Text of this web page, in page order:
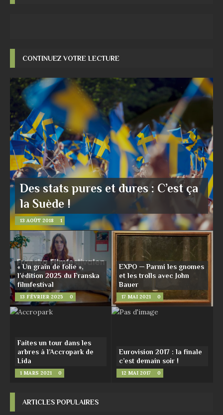
CONTINUEZ VOTRE LECTURE
Des stats pures et dures : C’est ça
la Suède !
13 AOÛT 2018 1
« Un grain de folie »,
l’édition 2025 du Franska
filmfestival
13 FÉVRIER 2025 0
EXPO ─ Parmi les gnomes
et les trolls avec John
Bauer
17 MAI 2021 0
Faites un tour dans les
arbres à l’Accropark de
Lida
1 MARS 2021 0
Eurovision 2017 : la finale
c’est demain soir !
12 MAI 2017 0
ARTICLES POPULAIRES